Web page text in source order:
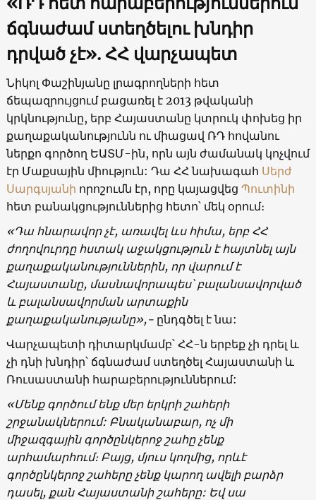
ճգնաժամ ստեղծելու խնդիր
դրված չէ». ՀՀ վարչապետ
Նիկոլ Փաշինյանը լրագրողների հետ
ճեպազրույցում բացառել է 2013 թվականի
կրկնությունը, երբ Հայաստանը կտրուկ փոխեց իր
քաղաքականությունն ու միացավ ՌԴ հովանու
ներքո գործող ԵԱՏՄ-ին, որն այն ժամանակ կոչվում
էր Մաքսային միություն: Դա ՀՀ նախագահ Սերժ
Սարգսյանի որոշումն էր, որը կայացվեց Պուտինի
հետ բանակցություններից հետո՝ մեկ օրում։
«Դա հնարավոր չէ, առավել ևս հիմա, երբ ՀՀ
ժողովուրդը հստակ աջակցություն է հայտնել այն
քաղաքականություններին, որ վարում է
Հայաստանը, մասնավորապես՝ բալանսավորված
և բալանսավորման արտաքին
քաղաքականությանը»,-ընդգծել է նա:
Վարչապետի դիտարկմամբ՝ ՀՀ-ն երբեք չի դրել և
չի դնի խնդիր՝ ճգնաժամ ստեղծել Հայաստանի և
Ռուսաստանի հարաբերություններում:
«Մենք գործում ենք մեր երկրի շահերի
շրջանակներում: Բնականաբար, ոչ մի
միջազգային գործընկերոջ շահը չենք
արհամարհում։ Բայց, մյուս կողմից, որևէ
գործընկերոջ շահերը չենք կարող ավելի բարձր
դասել, քան Հայաստանի շահերը: Եվ սա